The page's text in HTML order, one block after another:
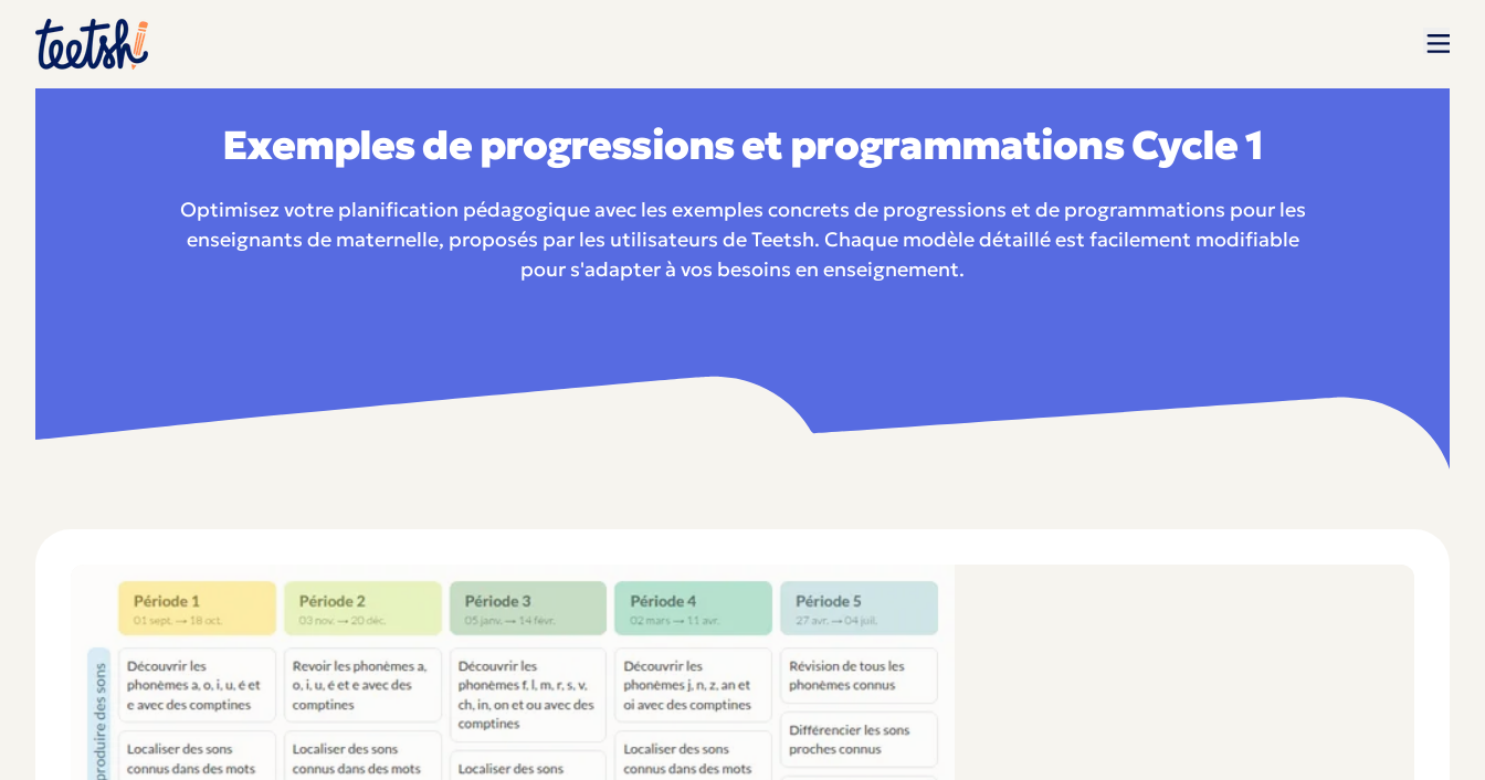
Exemples de progressions et programmations Cycle 1
Optimisez votre planification pédagogique avec les exemples concrets de progressions et de programmations pour les
enseignants de maternelle, proposés par les utilisateurs de Teetsh. Chaque modèle détaillé est facilement modifiable
pour s'adapter à vos besoins en enseignement.